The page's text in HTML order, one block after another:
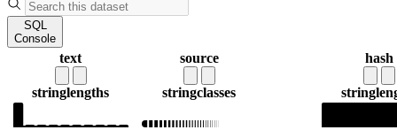
SQL
Console
text
stringlengths
source
stringclasses
hash
string